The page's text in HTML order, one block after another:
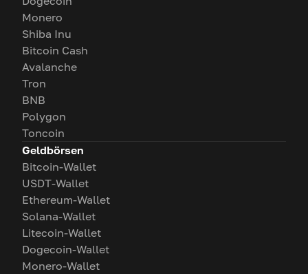
Monero
Shiba Inu
Bitcoin Cash
Avalanche
Tron
BNB
Polygon
Toncoin
Geldbörsen
Bitcoin-Wallet
USDT-Wallet
Ethereum-Wallet
Solana-Wallet
Litecoin-Wallet
Dogecoin-Wallet
Monero-Wallet